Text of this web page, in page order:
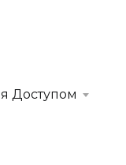
Доступом